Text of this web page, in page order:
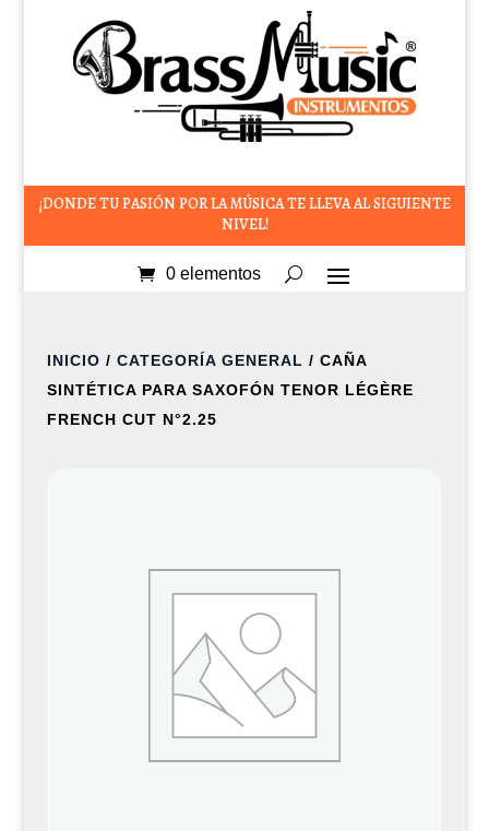
¡DONDE TU PASIÓN POR LA MÚSICA TE LLEVA AL SIGUIENTE
NIVEL!
0 elementos
INICIO / CATEGORÍA GENERAL / CAÑA
SINTÉTICA PARA SAXOFÓN TENOR LÉGÈRE
FRENCH CUT N°2.25